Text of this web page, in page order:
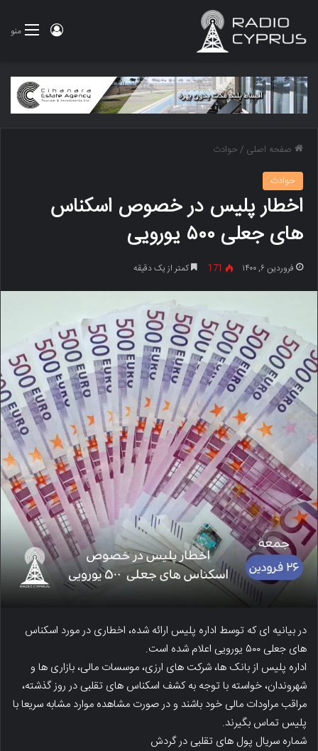
منو ورود
صفحه اصلی /حوادث
حوادث
اخطار پلیس در خصوص اسکناس
های جعلی ۵۰۰ یورویی
فروردین ۶, ۱۴۰۰ 171 کمتر از یک دقیقه
در بیانیه ای که توسط اداره پلیس ارائه شده، اخطاری در مورد اسکناس
های جعلی ۵۰۰ یورویی اعلام شده است.
اداره پلیس از بانک ها، شرکت های ارزی، موسسات مالی، بازاری ها و
شهروندان، خواسته با توجه به کشف اسکناس های تقلبی در روز گذشته،
مراقب مراودات مالی خود باشند و در صورت مشاهده موارد مشابه سریعا با
پلیس تماس بگیرند.
شماره سریال پول های تقلبی در گردش